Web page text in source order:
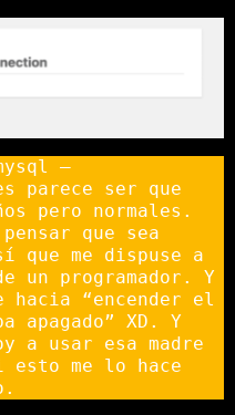
–
parece ser que
pero normales.
que sea
que me dispuse a
un programador. Y
hacia “encender el
apagado” XD. Y
a usar esa madre
me lo hace